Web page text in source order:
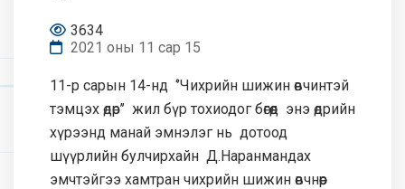
3634
2021 оны 11 сар 15
11-р сарын 14-нд ‘’Чихрийн шижин өвчинтэй
тэмцэх өдөр’’ жил бүр тохиодог бөгөөд энэ өдрийн
хүрээнд манай эмнэлэг нь дотоод
шүүрлийн булчирхайн Д.Наранмандах
эмчтэйгээ хамтран чихрийн шижин өвчнөөр